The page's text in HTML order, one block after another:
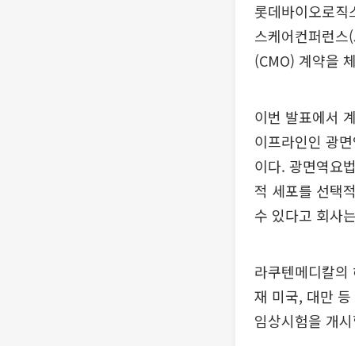
롯데바이오로
스케어컨퍼런
(CMO) 계약을
이번 발표에서
이프라인인 광
이다. 광면역요
적 세포를 선택
수 있다고 회사
라쿠텐메디칼
재 미국, 대만
임상시험을 개